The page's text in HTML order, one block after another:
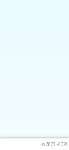
© 2023 -CCPA